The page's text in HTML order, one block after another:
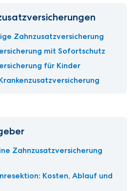
Zahnzusatzversicherung
mit Sofortschutz
für Kinder
Zahnzusatzversicherung
Kosten, Ablauf und